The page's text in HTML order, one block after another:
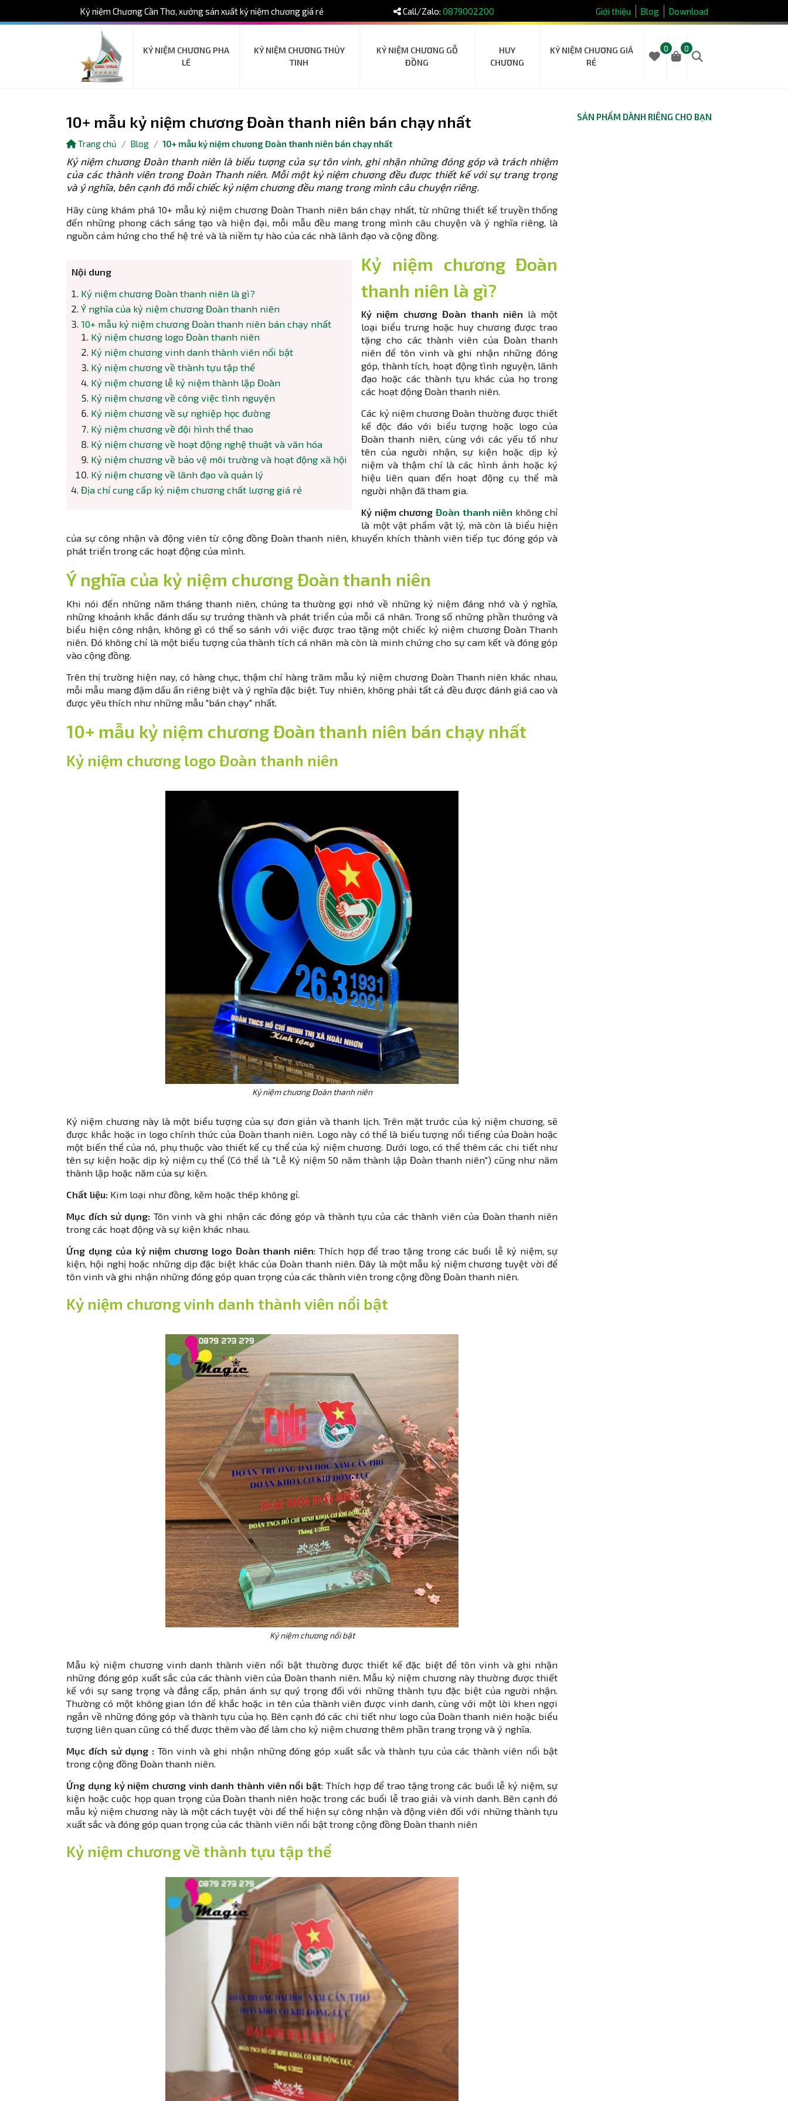
10+ mẫu kỷ niệm chương Đoàn thanh niên bán chạy nhất
Trang chủ Blog 10+ mẫu kỷ niệm chương Đoàn thanh niên bán chạy nhất
Kỷ niệm chương Đoàn thanh niên là biểu tượng của sự tôn vinh, ghi nhận những đóng góp và trách nhiệm
của các thành viên trong Đoàn Thanh niên. Mỗi một kỷ niệm chương đều được thiết kế với sự trang trọng
và ý nghĩa, bên cạnh đó mỗi chiếc kỷ niệm chương đều mang trong mình câu chuyện riêng.
Hãy cùng khám phá 10+ mẫu kỷ niệm chương Đoàn Thanh niên bán chạy nhất, từ những thiết kế truyền thống
đến những phong cách sáng tạo và hiện đại, mỗi mẫu đều mang trong mình câu chuyện và ý nghĩa riêng, là
nguồn cảm hứng cho thế hệ trẻ và là niềm tự hào của các nhà lãnh đạo và cộng đồng.
Nội dung
Kỷ niệm chương Đoàn thanh niên là gì?
Ý nghĩa của kỷ niệm chương Đoàn thanh niên
10+ mẫu kỷ niệm chương Đoàn thanh niên bán chạy nhất
Kỷ niệm chương logo Đoàn thanh niên
Kỷ niệm chương vinh danh thành viên nổi bật​​​​​​​
Kỷ niệm chương về thành tựu tập thể
Kỷ niệm chương lễ kỷ niệm thành lập Đoàn
Kỷ niệm chương về công việc tình nguyện
Kỷ niệm chương về sự nghiệp học đường​​​​​​​
Kỷ niệm chương về đội hình thể thao
Kỷ niệm chương về hoạt động nghệ thuật và văn hóa​​​​​​​​
Kỷ niệm chương về bảo vệ môi trường và hoạt động xã hội
Kỷ niệm chương về lãnh đạo và quản lý
Địa chỉ cung cấp kỷ niệm chương chất lượng giá rẻ
Kỷ niệm chương Đoàn
thanh niên là gì?
Kỷ niệm chương Đoàn thanh niên là một
loại biểu trưng hoặc huy chương được trao
tặng cho các thành viên của Đoàn thanh
niên để tôn vinh và ghi nhận những đóng
góp, thành tích, hoạt động tình nguyện, lãnh
đạo hoặc các thành tựu khác của họ trong
các hoạt động Đoàn thanh niên.
Các kỷ niệm chương Đoàn thường được thiết
kế độc đáo với biểu tượng hoặc logo của
Đoàn thanh niên, cùng với các yếu tố như
tên của người nhận, sự kiện hoặc dịp kỷ
niệm và thậm chí là các hình ảnh hoặc ký
hiệu liên quan đến hoạt động cụ thể mà
người nhận đã tham gia.
Kỷ niệm chươngĐoàn thanh niên không chỉ
là một vật phẩm vật lý, mà còn là biểu hiện
của sự công nhận và động viên từ cộng đồng Đoàn thanh niên, khuyến khích thành viên tiếp tục đóng góp và
phát triển trong các hoạt động của mình.
Ý nghĩa của kỷ niệm chương Đoàn thanh niên
Khi nói đến những năm tháng thanh niên, chúng ta thường gợi nhớ về những kỷ niệm đáng nhớ và ý nghĩa,
những khoảnh khắc đánh dấu sự trưởng thành và phát triển của mỗi cá nhân. Trong số những phần thưởng và
biểu hiện công nhận, không gì có thể so sánh với việc được trao tặng một chiếc kỷ niệm chương Đoàn Thanh
niên. Đó không chỉ là một biểu tượng của thành tích cá nhân mà còn là minh chứng cho sự cam kết và đóng góp
vào cộng đồng.
Trên thị trường hiện nay, có hàng chục, thậm chí hàng trăm mẫu kỷ niệm chương Đoàn Thanh niên khác nhau,
mỗi mẫu mang đậm dấu ấn riêng biệt và ý nghĩa đặc biệt. Tuy nhiên, không phải tất cả đều được đánh giá cao và
được yêu thích như những mẫu "bán chạy" nhất.
10+ mẫu kỷ niệm chương Đoàn thanh niên bán chạy nhất
Kỷ niệm chương logo Đoàn thanh niên
Kỷ niệm chương Đoàn thanh niên
Kỷ niệm chương này là một biểu tượng của sự đơn giản và thanh lịch. Trên mặt trước của kỷ niệm chương, sẽ
được khắc hoặc in logo chính thức của Đoàn thanh niên. Logo này có thể là biểu tượng nổi tiếng của Đoàn hoặc
một biến thể của nó, phụ thuộc vào thiết kế cụ thể của kỷ niệm chương. Dưới logo, có thể thêm các chi tiết như
tên sự kiện hoặc dịp kỷ niệm cụ thể (Có thể là "Lễ Kỷ niệm 50 năm thành lập Đoàn thanh niên") cũng như năm
thành lập hoặc năm của sự kiện.
Chất liệu: Kim loại như đồng, kẽm hoặc thép không gỉ.
Mục đích sử dụng: Tôn vinh và ghi nhận các đóng góp và thành tựu của các thành viên của Đoàn thanh niên
trong các hoạt động và sự kiện khác nhau.
Ứng dụng của kỷ niệm chương logo Đoàn thanh niên: Thích hợp để trao tặng trong các buổi lễ kỷ niệm, sự
kiện, hội nghị hoặc những dịp đặc biệt khác của Đoàn thanh niên. Đây là một mẫu kỷ niệm chương tuyệt vời để
tôn vinh và ghi nhận những đóng góp quan trọng của các thành viên trong cộng đồng Đoàn thanh niên.
Kỷ niệm chương vinh danh thành viên nổi bật
Kỷ niệm chương nổi bật
​​​​​​​Mẫu kỷ niệm chương vinh danh thành viên nổi bật thường được thiết kế đặc biệt để tôn vinh và ghi nhận
những đóng góp xuất sắc của các thành viên của Đoàn thanh niên. Mẫu kỷ niệm chương này thường được thiết
kế với sự sang trọng và đẳng cấp, phản ánh sự quý trọng đối với những thành tựu đặc biệt của người nhận.
Thường có một không gian lớn để khắc hoặc in tên của thành viên được vinh danh, cùng với một lời khen ngợi
ngắn về những đóng góp và thành tựu của họ. Bên cạnh đó các chi tiết như logo của Đoàn thanh niên hoặc biểu
tượng liên quan cũng có thể được thêm vào để làm cho kỷ niệm chương thêm phần trang trọng và ý nghĩa.
Mục đích sử dụng : Tôn vinh và ghi nhận những đóng góp xuất sắc và thành tựu của các thành viên nổi bật
trong cộng đồng Đoàn thanh niên.
Ứng dụng kỷ niệm chương vinh danh thành viên nổi bật: Thích hợp để trao tặng trong các buổi lễ kỷ niệm, sự
kiện hoặc cuộc họp quan trọng của Đoàn thanh niên hoặc trong các buổi lễ trao giải và vinh danh. Bên cạnh đó
mẫu kỷ niệm chương này là một cách tuyệt vời để thể hiện sự công nhận và động viên đối với những thành tựu
xuất sắc và đóng góp quan trọng của các thành viên nổi bật trong cộng đồng Đoàn thanh niên
Kỷ niệm chương về thành tựu tập thể
SẢN PHẨM DÀNH RIÊNG CHO BẠN
Kỷ niệm Chương Cần Thơ, xưởng sản xuất kỷ niệm chương giá rẻ Call/Zalo:0879002200 Giới thiệu Blog Download
KỶ NIỆM CHƯƠNG PHA
LÊ
KỶ NIỆM CHƯƠNG THỦY
TINH
KỶ NIỆM CHƯƠNG GỖ
ĐỒNG
HUY
CHƯƠNG
KỶ NIỆM CHƯƠNG GIÁ
RẺ
0 0